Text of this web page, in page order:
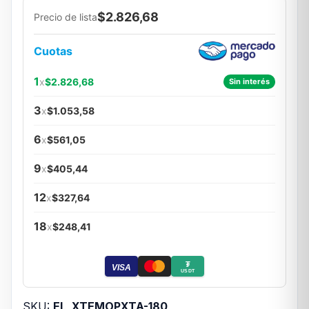
Precio de lista$2.826,68
Cuotas
1x$2.826,68 Sin interés
3x$1.053,58
6x$561,05
9x$405,44
12x$327,64
18x$248,41
VISA ₮
USDT
SKU: EL_XTEMOPXTA-180